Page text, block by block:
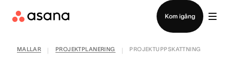
Kom igång
MALLAR PROJEKTPLANERING PROJEKTUPPSKATTNING